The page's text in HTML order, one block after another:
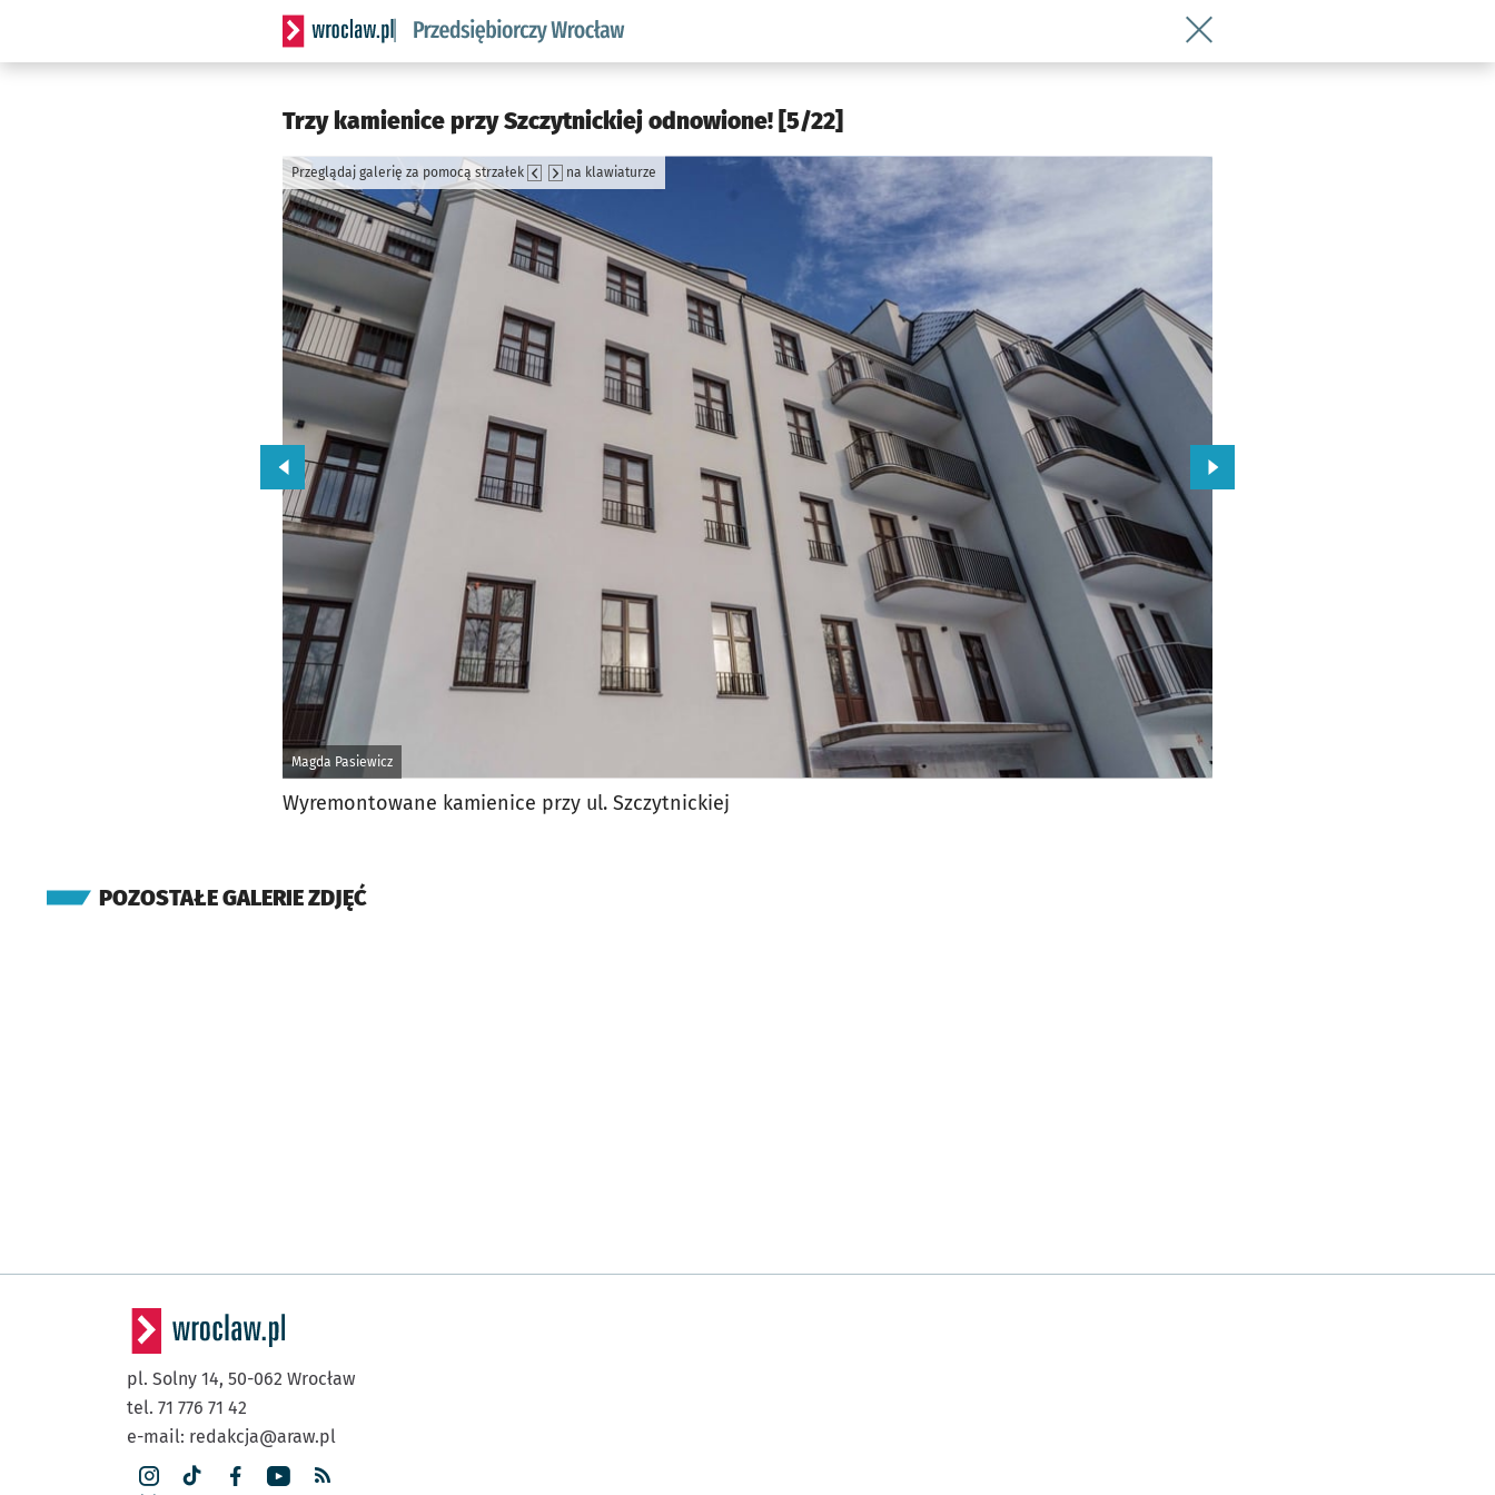
Serwis informacyjny wroclaw.pl podserwis: Strategia rozwoju przedsiębiorczości miasta Wrocławia
Wróć do artykułu Trzy kamienice
Trzy kamienice przy Szczytnickiej odnowione! [5/22]
Magda Pasiewicz
Przeglądaj galerię za pomocą strzałek na klawiaturze
Przejdź do poprzedniego zdjęcia. Przejdź do kolejnego zdjęcia.
Wyremontowane kamienice przy ul. Szczytnickiej
POZOSTAŁE GALERIE ZDJĘĆ
pl. Solny 14, 50-062 Wrocław
tel. 71 776 71 42
e-mail: redakcja@araw.pl